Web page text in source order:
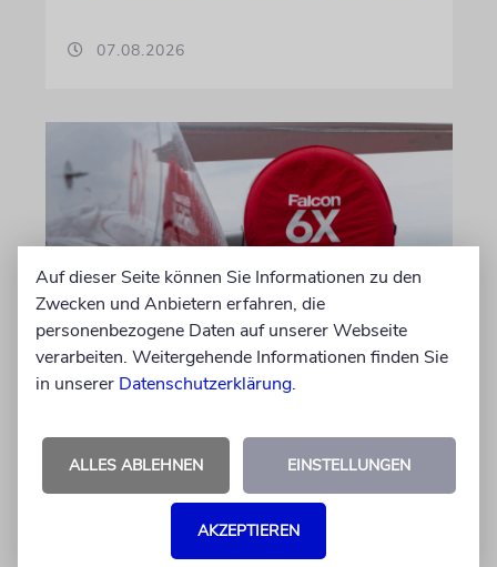
07.08.2026
DUBLIN
Wegen Israel-Boykott:
kann nicht mehr im Nebel
landen
Beim Kauf der Maschine wurde bewusst auf
das System »FalconEye« verzichtet, weil der
Auf dieser Seite können Sie Informationen zu den
Zwecken und Anbietern erfahren, die
personenbezogene Daten auf unserer Webseite
verarbeiten. Weitergehende Informationen finden Sie
in unserer Datenschutzerklärung.
ALLES ABLEHNEN EINSTELLUNGEN
AKZEPTIEREN